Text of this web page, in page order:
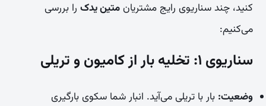
کنید، چند سناریوی رایج مشتریانمتین یدک را بررسی
می‌کنیم:
سناریوی ۱: تخلیه بار از کامیون و تریلی
وضعیت: بار با تریلی می‌آید. انبار شما سکوی بارگیری